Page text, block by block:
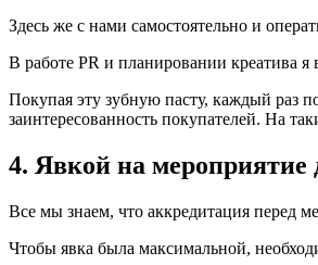
Здесь же с нами самостоятельно и
В работе PR и планировании креатива
Покупая эту зубную пасту, каждый раз
заинтересованность покупателей. На
4. Явкой на мероприятие
Все мы знаем, что аккредитация перед
Чтобы явка была максимальной,